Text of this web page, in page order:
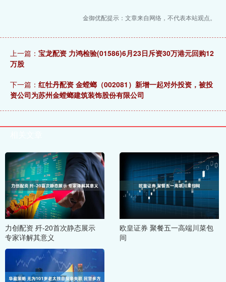
金御优配提示：文章来自网络，不代表本站观点。
上一篇： 宝龙配资 力鸿检验(01586)6月23日斥资30万港元回购12
万股
下一篇： 红牡丹配资 金螳螂（002081）新增一起对外投资，被投
资公司为苏州金螳螂建筑装饰股份有限公司
力创配资 歼-20首次静态展示
专家详解其意义
欧皇证券 聚餐五一高端川菜包
间